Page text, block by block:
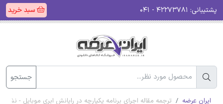
پشتیبانی: سبد خرید
جستجو
ایران عرضه ترجمه مقاله اجرای برنامه یکپارچه در رایانش ابری موبایل - نشریه